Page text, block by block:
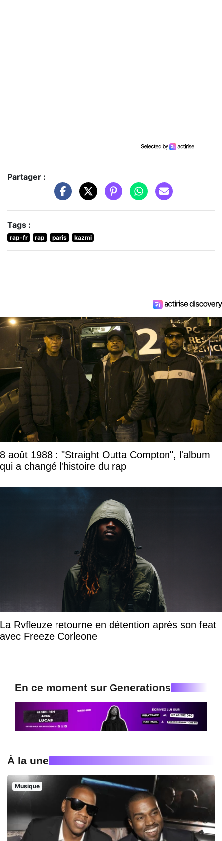
Partager :
Tags :
rap-fr rap paris kazmi
8 août 1988 : "Straight Outta Compton", l'album
qui a changé l'histoire du rap
La Rvfleuze retourne en détention après son feat
avec Freeze Corleone
En ce moment sur Generations
À la une
Musique